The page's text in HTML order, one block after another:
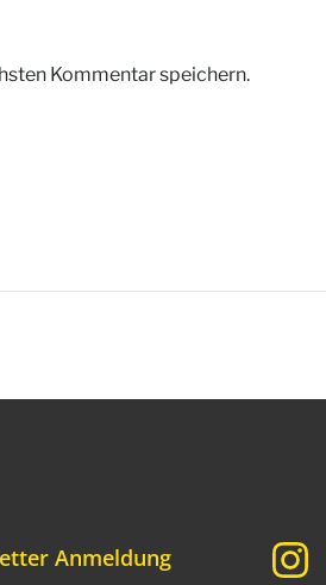
Kommentar speichern.
Anmeldung